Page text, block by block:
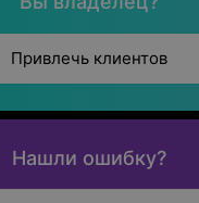
Привлечь клиентов
Нашли ошибку?